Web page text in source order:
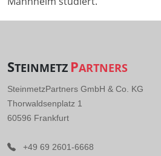
STEINMETZ PARTNERS
SteinmetzPartners GmbH & Co. KG
Thorwaldsenplatz 1
60596 Frankfurt
+49 69 2601-6668